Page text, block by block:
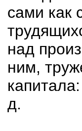
сами как
над
ним,
д.